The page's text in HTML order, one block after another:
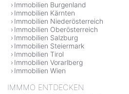
Immobilien Burgenland
Immobilien Kärnten
Immobilien Niederösterreich
Immobilien Oberösterreich
Immobilien Salzburg
Immobilien Steiermark
Immobilien Tirol
Immobilien Vorarlberg
Immobilien Wien
IMMMO ENTDECKEN